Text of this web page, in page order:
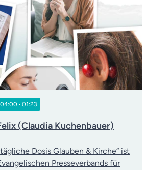
· 01:23
(Claudia Kuchenbauer)
Dosis Glauben & Kirche“ ist
Presseverbands für